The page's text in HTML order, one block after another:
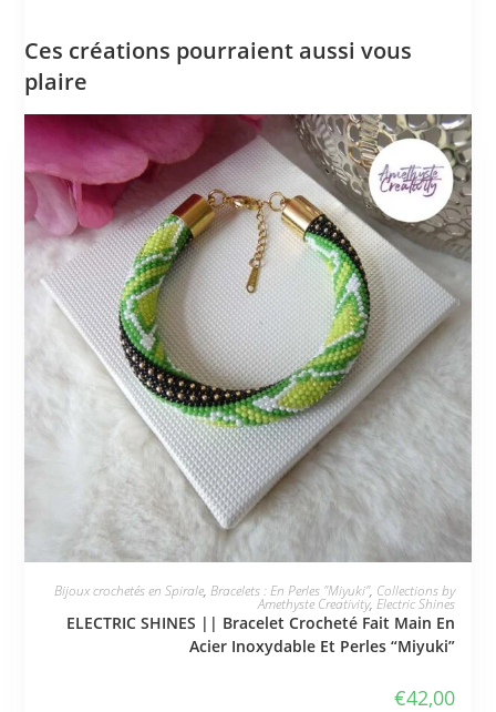
Ces créations pourraient aussi vous
plaire
JE L'ADOPTE
Bijoux crochetés en Spirale, Bracelets : En Perles "Miyuki", Collections by
Amethyste Creativity, Electric Shines
ELECTRIC SHINES || Bracelet Crocheté Fait Main En
Acier Inoxydable Et Perles “Miyuki”
€42,00